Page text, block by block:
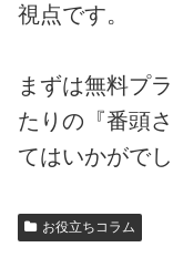
視点です。
まずは無料プ
たりの『番頭
てはいかがでし
お役立ちコラム